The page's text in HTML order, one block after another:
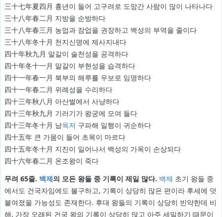
三十七年夏四月 흉년이 들어 고구려로 도망간 사람이 많이 나타나다
三十八年春二月 지방을 순방하다
三十八年春三月 농업과 잠업을 권장하고 백성의 부역을 줄이다
三十八年冬十月 천지신명에 제사지내다
四十年秋九月 말갈이 술천성을 공격하다
四十年冬十一月 말갈이 부현성을 습격하다
四十一年春一月 북부의 해루를 우보로 임명하다
四十一年春二月 위례성을 수리하다
四十三年秋八月 아산벌에서 사냥하다
四十三年秋九月 기러기가 왕궁에 모여 들다
四十三年冬十月 남옥저 구파해 일행이 귀순하다
四十五年 큰 가뭄이 들어 초목이 마르다
四十五年冬十月 지진이 일어나서 백성의 가옥이 손상되다
四十六年春二月 온조왕이 죽다
무려 65줄. 백제의 모든 왕들 중 기록이 제일 많다. 백제 초기 왕들 중
에서도 건국자임에도 불구하고, 기록이 상당히 많은 편이라 후세에 덧
붙여졌을 가능성도 존재한다. 후대 왕들의 기록이 상당히 빈약한데 비
해, 가장 오래된 건국 왕의 기록이 상당히 많고 아주 세밀하기 때문이